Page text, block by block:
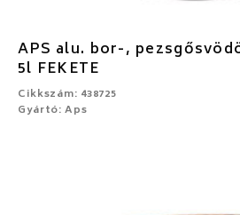
APS alu. bor-,
5l FEKETE
Cikkszám: 438725
Gyártó: Aps